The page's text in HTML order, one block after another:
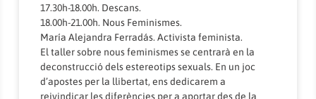
17.30h-18.00h. Descans.
18.00h-21.00h. Nous Feminismes.
María Alejandra Ferradás. Activista feminista.
El taller sobre nous feminismes se centrarà en la
deconstrucció dels estereotips sexuals. En un joc
d’apostes per la llibertat, ens dedicarem a
reivindicar les diferències per a aportar des de la